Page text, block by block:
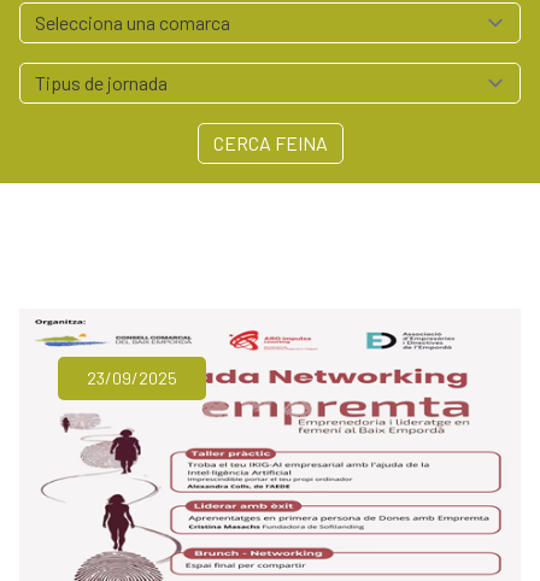
CERCA FEINA
23/09/2025
Serveis empresa
Polígons Baix Empordà
Arrelem - Xarxa Agroalimentària del Baix Empordà
Contacte